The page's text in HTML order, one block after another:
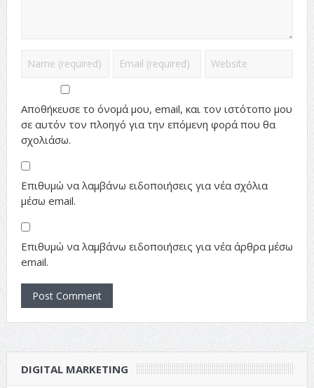
Αποθήκευσε το όνομά μου, email, και τον ιστότοπο μου
σε αυτόν τον πλοηγό για την επόμενη φορά που θα
σχολιάσω.
Επιθυμώ να λαμβάνω ειδοποιήσεις για νέα σχόλια
μέσω email.
Επιθυμώ να λαμβάνω ειδοποιήσεις για νέα άρθρα μέσω
email.
DIGITAL MARKETING